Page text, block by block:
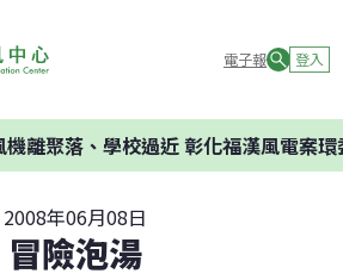
電子報 登入
落、學校過近 彰化福漢風電案環委建議
2008年06月08日
冒險泡湯